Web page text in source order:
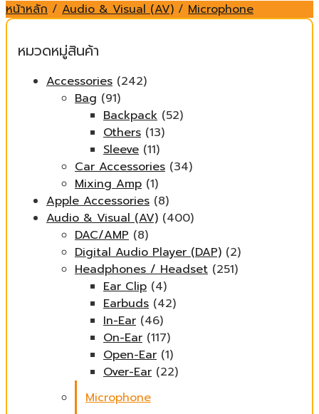
หน้าหลัก / Audio & Visual (AV) / Microphone
หมวดหมู่สินค้า
Accessories (242)
Bag (91)
Backpack (52)
Others (13)
Sleeve (11)
Car Accessories (34)
Mixing Amp (1)
Apple Accessories (8)
Audio & Visual (AV) (400)
DAC/AMP (8)
Digital Audio Player (DAP) (2)
Headphones / Headset (251)
Ear Clip (4)
Earbuds (42)
In-Ear (46)
On-Ear (117)
Open-Ear (1)
Over-Ear (22)
Microphone